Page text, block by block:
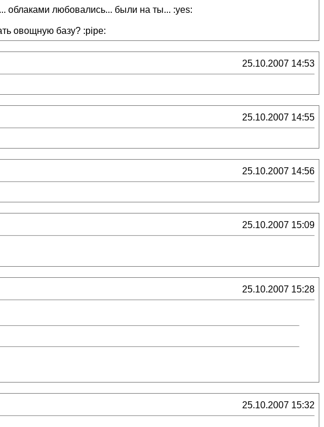
любовались... были на ты... :yes:
овощную базу? :pipe:
25.10.2007 14:53
25.10.2007 14:55
25.10.2007 14:56
25.10.2007 15:09
25.10.2007 15:28
25.10.2007 15:32